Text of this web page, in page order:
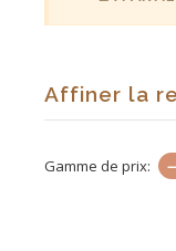
Affiner la
Gamme de prix: